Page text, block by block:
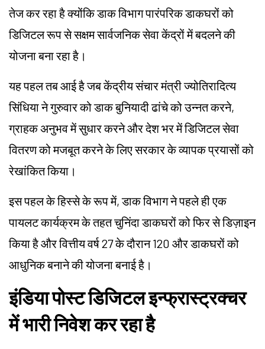
तेज कर रहा है क्योंकि डाक विभाग पारंपरिक डाकघरों को
डिजिटल रूप से सक्षम सार्वजनिक सेवा केंद्रों में बदलने की
योजना बना रहा है।
यह पहल तब आई है जब केंद्रीय संचार मंत्री ज्योतिरादित्य
सिंधिया ने गुरुवार को डाक बुनियादी ढांचे को उन्नत करने,
ग्राहक अनुभव में सुधार करने और देश भर में डिजिटल सेवा
वितरण को मजबूत करने के लिए सरकार के व्यापक प्रयासों को
रेखांकित किया।
इस पहल के हिस्से के रूप में, डाक विभाग ने पहले ही एक
पायलट कार्यक्रम के तहत चुनिंदा डाकघरों को फिर से डिज़ाइन
किया है और वित्तीय वर्ष 27 के दौरान 120 और डाकघरों को
आधुनिक बनाने की योजना बनाई है।
इंडिया पोस्ट डिजिटल इन्फ्रास्ट्रक्चर
में भारी निवेश कर रहा है